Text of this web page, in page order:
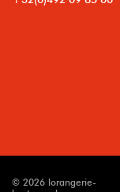
© 2026 lorangerie-